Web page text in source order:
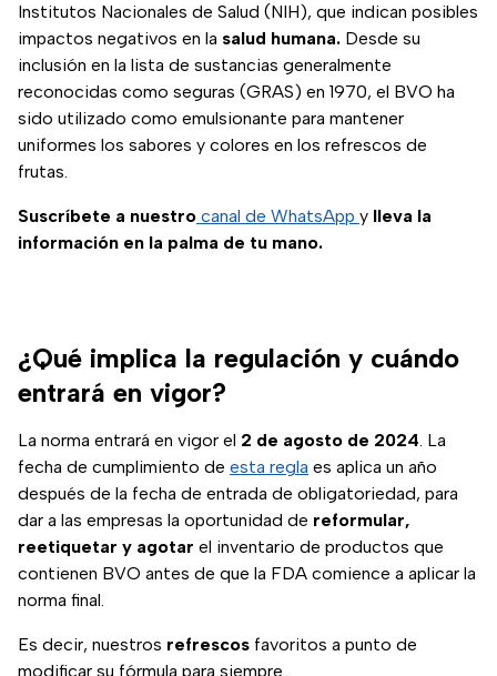
Institutos Nacionales de Salud (NIH), que indican posibles
impactos negativos en la salud humana. Desde su
inclusión en la lista de sustancias generalmente
reconocidas como seguras (GRAS) en 1970, el BVO ha
sido utilizado como emulsionante para mantener
uniformes los sabores y colores en los refrescos de
frutas.
Suscríbete a nuestro canal de WhatsApp y lleva la
información en la palma de tu mano.
¿Qué implica la regulación y cuándo
entrará en vigor?
La norma entrará en vigor el 2 de agosto de 2024. La
fecha de cumplimiento de esta regla es aplica un año
después de la fecha de entrada de obligatoriedad, para
dar a las empresas la oportunidad de reformular,
reetiquetar y agotar el inventario de productos que
contienen BVO antes de que la FDA comience a aplicar la
norma final.
Es decir, nuestros refrescos favoritos a punto de
modificar su fórmula para siempre.